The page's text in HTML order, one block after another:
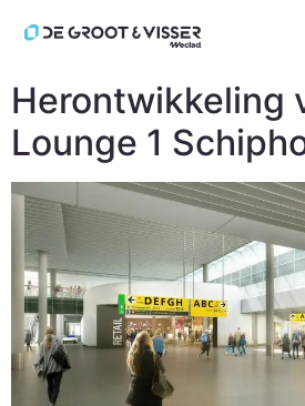
Tag:schiphol
Herontwikkeling
Lounge 1